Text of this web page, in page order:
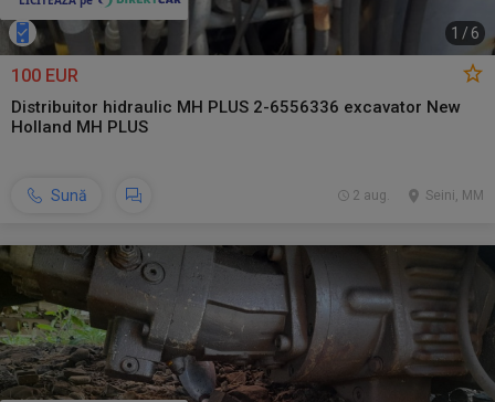
1 / 6
100 EUR
Distribuitor hidraulic MH PLUS 2-6556336 excavator New
Holland MH PLUS
Sună Seini, MM
2 aug.